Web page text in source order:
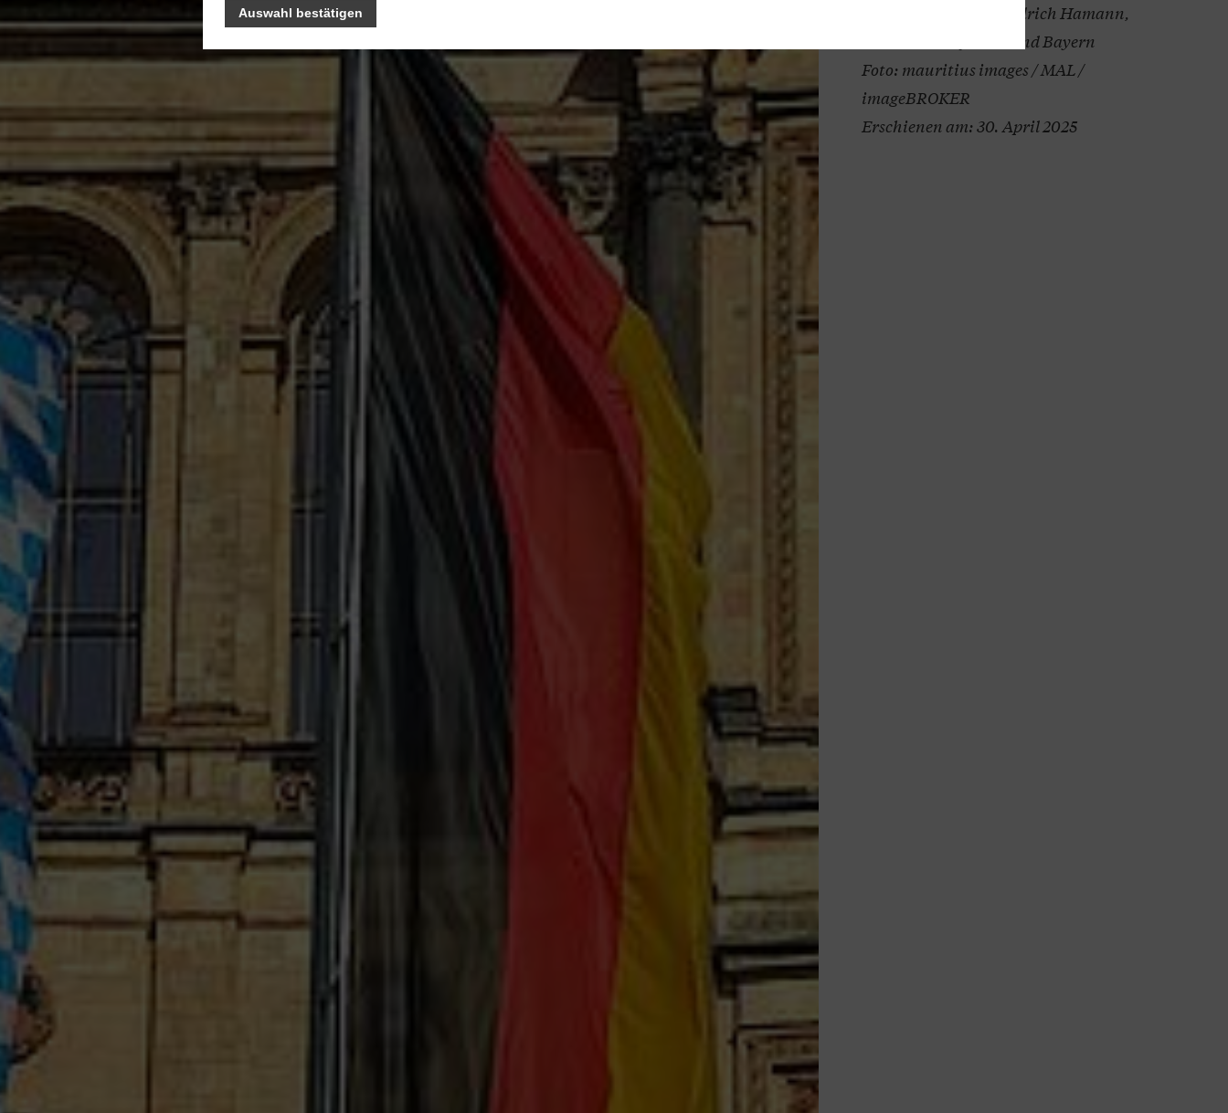
Autor: Christian-Friedrich Hamann,
Genossenschaftsverband Bayern
Foto: mauritius images / MAL /
imageBROKER
Erschienen am: 30. April 2025
Auswahl bestätigen